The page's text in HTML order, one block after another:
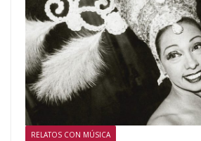
RELATOS CON MÚSICA